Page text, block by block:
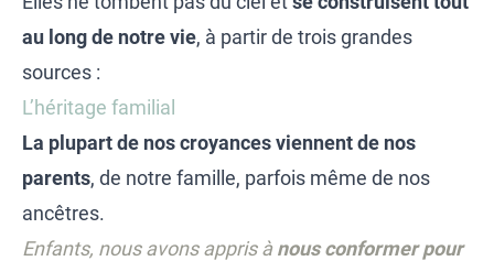
au long de notre vie, à partir de trois grandes
sources :
L’héritage familial
La plupart de nos croyances viennent de nos
parents, de notre famille, parfois même de nos
ancêtres.
Enfants, nous avons appris à nous conformer pour